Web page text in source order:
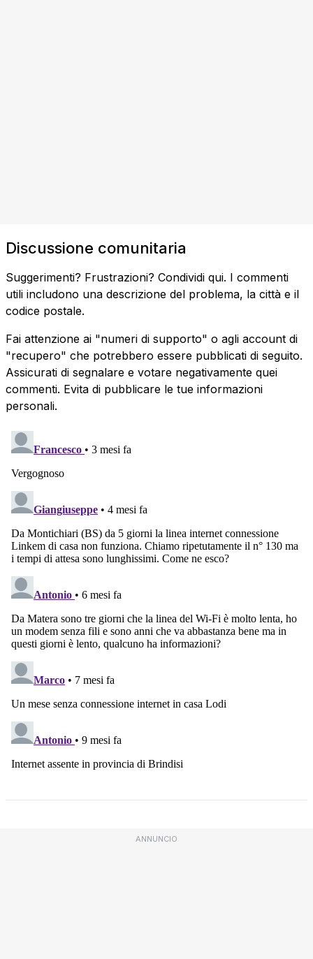
Discussione comunitaria
Suggerimenti? Frustrazioni? Condividi qui. I commenti
utili includono una descrizione del problema, la città e il
codice postale.
Fai attenzione ai "numeri di supporto" o agli account di
"recupero" che potrebbero essere pubblicati di seguito.
Assicurati di segnalare e votare negativamente quei
commenti. Evita di pubblicare le tue informazioni
personali.
ANNUNCIO